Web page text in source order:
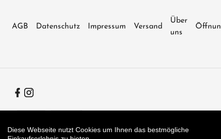
AGB Datenschutz Impressum Versand
Über
uns
Facebook
Diese Webseite nutzt Cookies um Ihnen das bestmögliche